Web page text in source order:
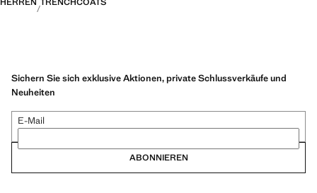
Sichern Sie sich exklusive Aktionen, private Schlussverkäufe und
Neuheiten
E-Mail
ABONNIEREN